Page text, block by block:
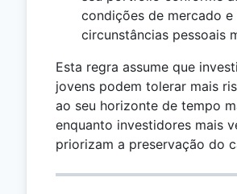
condições de mercado e
circunstâncias pessoais
Esta regra assume que
jovens podem tolerar mais
ao seu horizonte de tempo
enquanto investidores mais
priorizam a preservação do